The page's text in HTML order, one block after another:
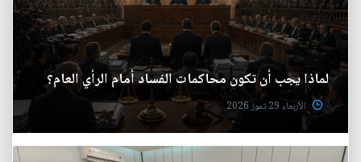
لماذا يجب أن تكون محاكمات الفساد أمام الرأي العام؟
الأربعاء 29 تموز 2026